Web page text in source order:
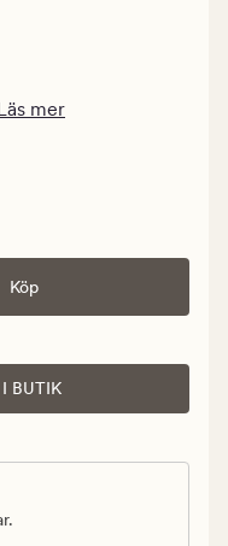
mer
Köp
BUTIK